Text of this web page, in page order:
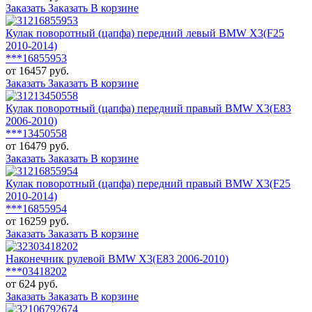
Заказать Заказать В корзине
Кулак поворотный (цапфа) передний левый BMW X3(F25
2010-2014)
***16855953
от 16457 руб.
Заказать Заказать В корзине
Кулак поворотный (цапфа) передний правый BMW X3(E83
2006-2010)
***13450558
от 16479 руб.
Заказать Заказать В корзине
Кулак поворотный (цапфа) передний правый BMW X3(F25
2010-2014)
***16855954
от 16259 руб.
Заказать Заказать В корзине
Наконечник рулевой BMW X3(E83 2006-2010)
***03418202
от 624 руб.
Заказать Заказать В корзине